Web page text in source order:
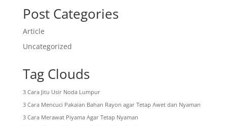
Post Categories
Article
Uncategorized
Tag Clouds
3 Cara Jitu Usir Noda Lumpur
3 Cara Mencuci Pakaian Bahan Rayon agar Tetap Awet dan Nyaman
3 Cara Merawat Piyama Agar Tetap Nyaman